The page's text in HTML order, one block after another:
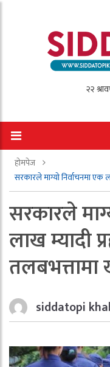
होमपेज
सरकारले माग्यो निर्वाचनमा एक
सरकारले
लाख म्यादी
तलबभत्तामा
siddatopi